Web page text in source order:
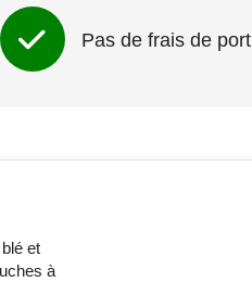
Pas de frais de port
et
à